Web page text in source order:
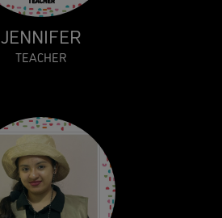
JENNIFER
TEACHER